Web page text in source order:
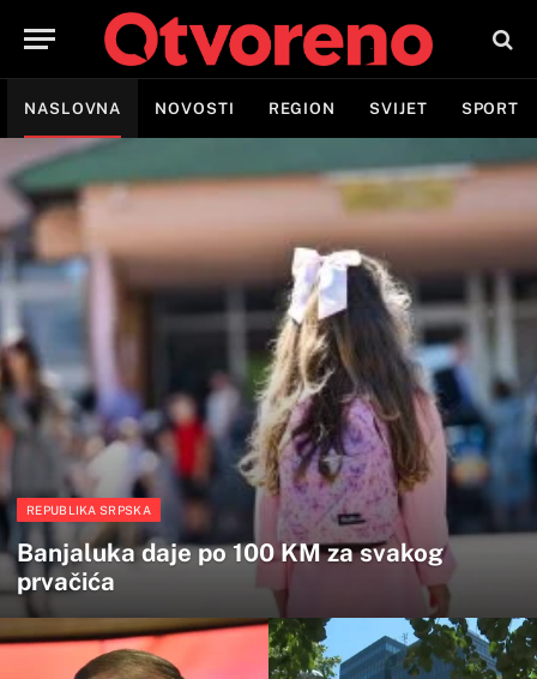
NASLOVNA NOVOSTI REGION SVIJET SPORT
REPUBLIKA SRPSKA
Banjaluka daje po 100 KM za svakog
prvačića